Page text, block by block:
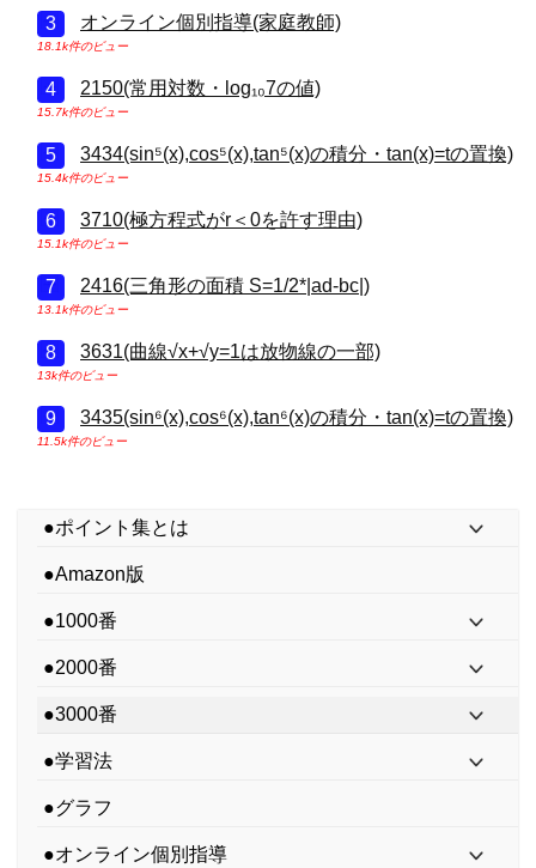
オンライン個別指導(家庭教師)
18.1k件のビュー
2150(常用対数・log₁₀7の値)
15.7k件のビュー
3434(sin⁵(x),cos⁵(x),tan⁵(x)の積分・tan(x)=tの置換)
15.4k件のビュー
3710(極方程式がr＜0を許す理由)
15.1k件のビュー
2416(三角形の面積 S=1/2*|ad-bc|)
13.1k件のビュー
3631(曲線√x+√y=1は放物線の一部)
13k件のビュー
3435(sin⁶(x),cos⁶(x),tan⁶(x)の積分・tan(x)=tの置換)
11.5k件のビュー
●ポイント集とは
●Amazon版
●1000番
●2000番
●3000番
●学習法
●グラフ
●オンライン個別指導